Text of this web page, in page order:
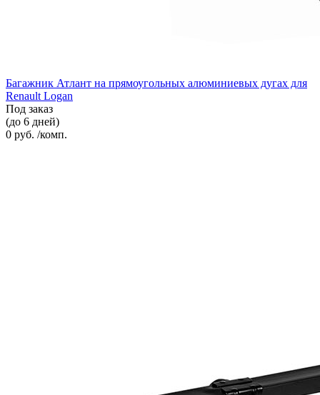
Багажник Атлант на прямоугольных алюминиевых дугах для
Renault Logan
Под заказ
(до 6 дней)
0 руб. /комп.